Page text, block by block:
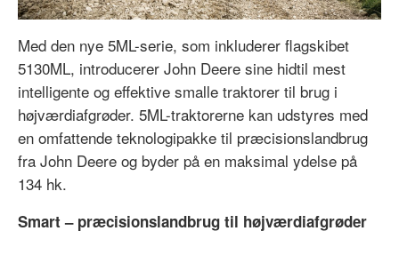
Med den nye 5ML-serie, som inkluderer flagskibet
5130ML, introducerer John Deere sine hidtil mest
intelligente og effektive smalle traktorer til brug i
højværdiafgrøder. 5ML-traktorerne kan udstyres med
en omfattende teknologipakke til præcisionslandbrug
fra John Deere og byder på en maksimal ydelse på
134 hk.
Smart – præcisionslandbrug til højværdiafgrøder